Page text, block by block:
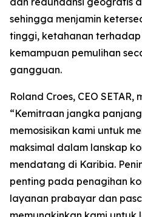
sehingga menjamin
tinggi, ketahanan
kemampuan pemulihan
gangguan.
Roland Croes, CEO
“Kemitraan jangka
memosisikan kami untuk
maksimal dalam lanskap
mendatang di Karibia.
penting pada penagihan
layanan prabayar dan